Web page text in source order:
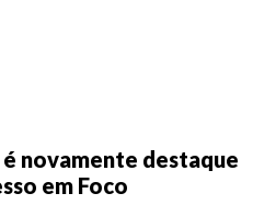
é novamente destaque
em Foco